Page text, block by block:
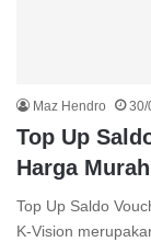
Maz Hendro 30/
Top Up
Harga Murah
Top Up Saldo
K-Vision